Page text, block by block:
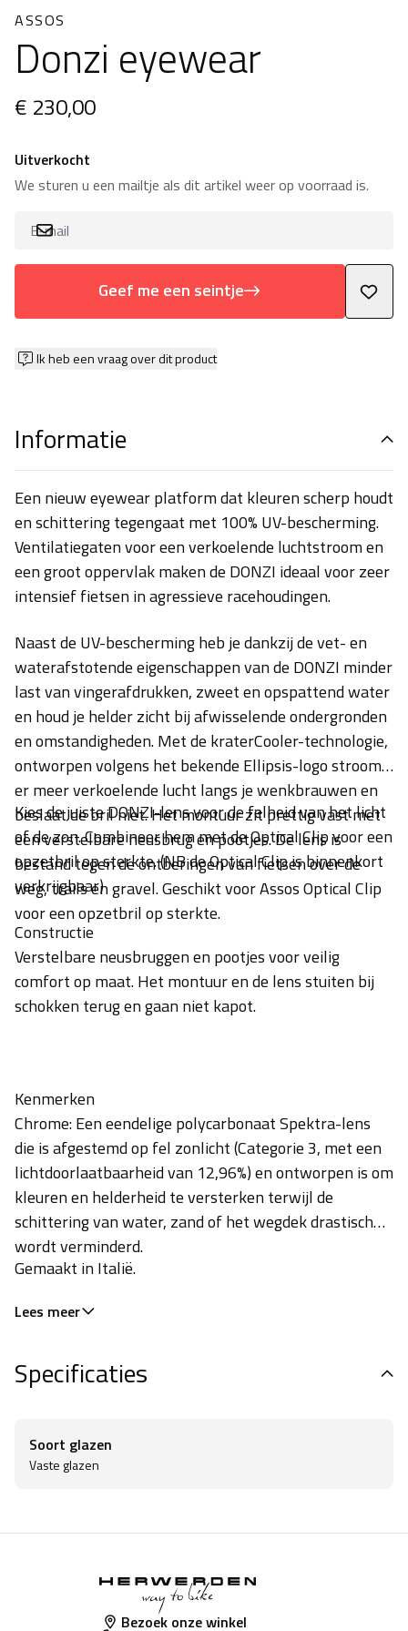
ASSOS
Donzi eyewear
€ 230,00
Uitverkocht
We sturen u een mailtje als dit artikel weer op voorraad is.
Geef me een seintje
Ik heb een vraag over dit product
Informatie
Een nieuw eyewear platform dat kleuren scherp houdt
en schittering tegengaat met 100% UV-bescherming.
Ventilatiegaten voor een verkoelende luchtstroom en
een groot oppervlak maken de DONZI ideaal voor zeer
intensief fietsen in agressieve racehoudingen.
Naast de UV-bescherming heb je dankzij de vet- en
waterafstotende eigenschappen van de DONZI minder
last van vingerafdrukken, zweet en opspattend water
en houd je helder zicht bij afwisselende ondergronden
en omstandigheden. Met de kraterCooler-technologie,
ontworpen volgens het bekende Ellipsis-logo stroomt
er meer verkoelende lucht langs je wenkbrauwen en
beslaat de bril niet. Het montuur zit prettig vast met
een verstelbare neusbrug en pootjes. De lens is
bestand tegen de ontberingen van fietsen over de
weg, trails en gravel. Geschikt voor Assos Optical Clip
voor een opzetbril op sterkte.
Kies de juiste DONZI-lens voor de felheid van het licht
of de zon. Combineer hem met de Optical Clip voor een
opzetbril op sterkte. (NB de Optical Clip is binnenkort
verkrijgbaar)
Constructie
Verstelbare neusbruggen en pootjes voor veilig
comfort op maat. Het montuur en de lens stuiten bij
schokken terug en gaan niet kapot.
Kenmerken
Chrome: Een eendelige polycarbonaat Spektra-lens
die is afgestemd op fel zonlicht (Categorie 3, met een
lichtdoorlaatbaarheid van 12,96%) en ontworpen is om
kleuren en helderheid te versterken terwijl de
schittering van water, zand of het wegdek drastisch
wordt verminderd.
Gemaakt in Italië.
Lees meer
Specificaties
Soort glazen
Vaste glazen
Bezoek onze winkel